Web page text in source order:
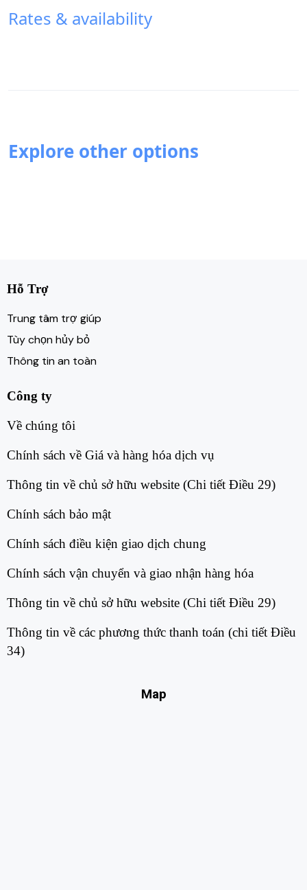
Rates & availability
Explore other options
Hỗ Trợ
Trung tâm trợ giúp
Tùy chọn hủy bỏ
Thông tin an toàn
Công ty
Về chúng tôi​
Chính sách về Giá và hàng hóa dịch vụ​
Thông tin về chủ sở hữu website (Chi tiết Điều 29)​
Chính sách bảo mật​
Chính sách điều kiện giao dịch chung​
Chính sách vận chuyển và giao nhận hàng hóa​
Thông tin về chủ sở hữu website (Chi tiết Điều 29)​
Thông tin về các phương thức thanh toán (chi tiết Điều
34)​
Map